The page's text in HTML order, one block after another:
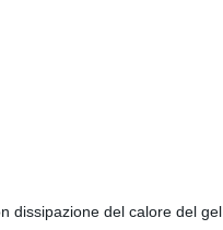
dissipazione del calore del gel